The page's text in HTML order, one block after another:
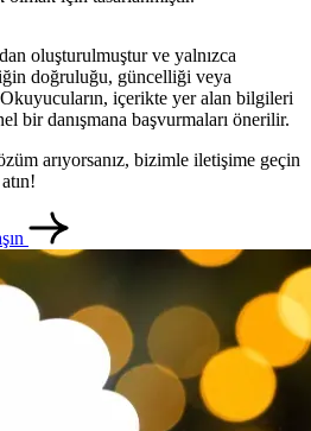
oluşturulmuştur ve yalnızca
doğruluğu, güncelliği veya
içerikte yer alan bilgileri
bir danışmana başvurmaları önerilir.
arıyorsanız, bizimle iletişime geçin